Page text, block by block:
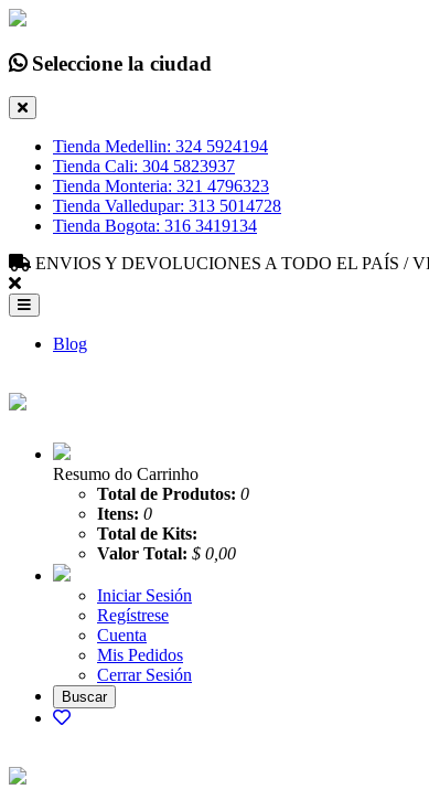
Seleccione la ciudad
Tienda Medellin: 324 5924194
Tienda Cali: 304 5823937
Tienda Monteria: 321 4796323
Tienda Valledupar: 313 5014728
Tienda Bogota: 316 3419134
ENVIOS Y DEVOLUCIONES A TODO EL PAÍS /
Blog
Resumo do Carrinho
Total de Produtos: 0
Itens: 0
Total de Kits:
Valor Total: $ 0,00
Iniciar Sesión
Regístrese
Cuenta
Mis Pedidos
Cerrar Sesión